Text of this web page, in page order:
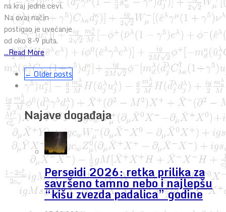
na kraj jedne cevi.
Na ovaj način
postigao je uvećanje
od oko 8-9 puta.
...Read More
← Older posts
Najave događaja
Perseidi 2026: retka prilika za
savršeno tamno nebo i najlepšu
“kišu zvezda padalica” godine